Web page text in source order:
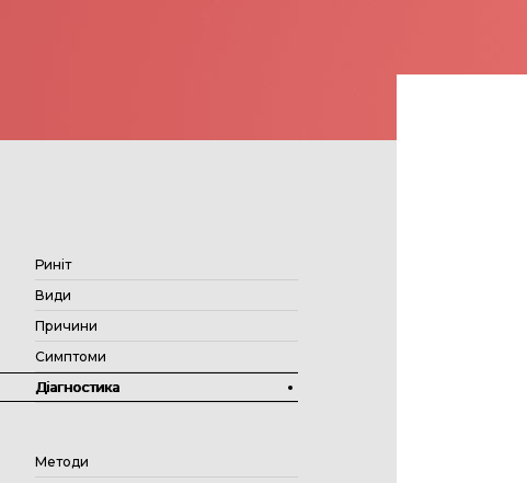
Риніт
Види
Причини
Симптоми
Діагностика
Методи